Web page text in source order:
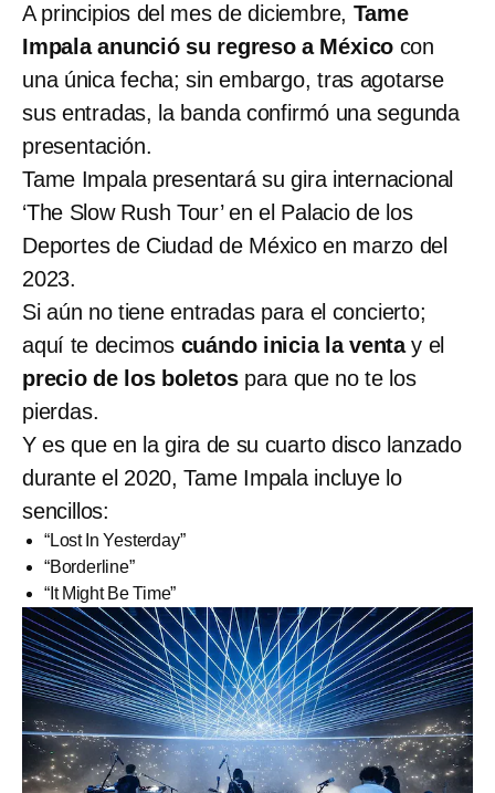
A principios del mes de diciembre, Tame
Impala anunció su regreso a México con
una única fecha; sin embargo, tras agotarse
sus entradas, la banda confirmó una segunda
presentación.
Tame Impala presentará su gira internacional
‘The Slow Rush Tour’ en el Palacio de los
Deportes de Ciudad de México en marzo del
2023.
Si aún no tiene entradas para el concierto;
aquí te decimos cuándo inicia la ventay el
precio de los boletospara que no te los
pierdas.
Y es que en la gira de su cuarto disco lanzado
durante el 2020, Tame Impala incluye lo
sencillos:
“Lost In Yesterday”
“Borderline”
“It Might Be Time”